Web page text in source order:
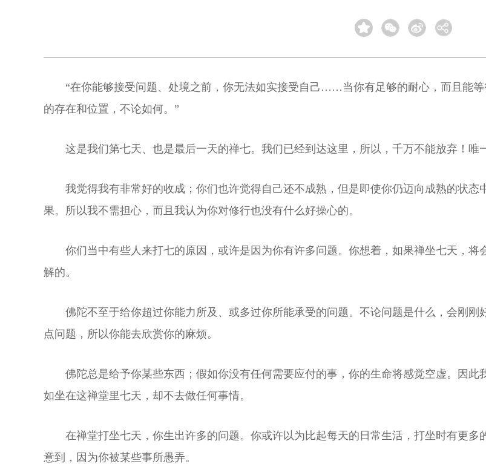
“在你能够接受问题、处境之前，你无法如实接受自己……当你有足够的耐心，而且能
的存在和位置，不论如何。”
这是我们第七天、也是最后一天的禅七。我们已经到达这里，所以，千万不能放弃！唯
我觉得我有非常好的收成；你们也许觉得自己还不成熟，但是即使你仍迈向成熟的状
果。所以我不需担心，而且我认为你对修行也没有什么好操心的。
你们当中有些人来打七的原因，或许是因为你有许多问题。你想着，如果禅坐七天，
解的。
佛陀不至于给你超过你能力所及、或多过你所能承受的问题。不论问题是什么，会刚
点问题，所以你能去欣赏你的麻烦。
佛陀总是给予你某些东西；假如你没有任何需要应付的事，你的生命将感觉空虚。因
如坐在这禅堂里七天，却不去做任何事情。
在禅堂打坐七天，你生出许多的问题。你或许以为比起每天的日常生活，打坐时有更
意到，因为你被某些事所愚弄。